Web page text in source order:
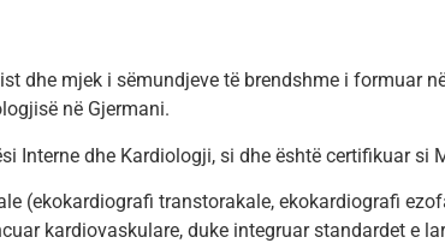
dhe mjek i sëmundjeve të brendshme i formuar
në Gjermani.
Interne dhe Kardiologji, si dhe është certifikuar si
(ekokardiografi transtorakale, ekokardiografi
kardiovaskulare, duke integruar standardet e